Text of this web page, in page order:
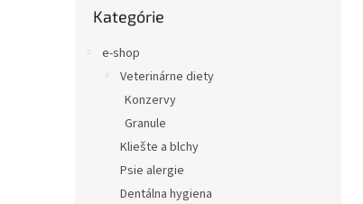
kategórie
Kategórie
e-shop
Veterinárne diety
Konzervy
Granule
Kliešte a blchy
Psie alergie
Dentálna hygiena